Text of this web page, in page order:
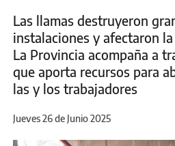
Las llamas destruyeron
instalaciones y afectaron
La Provincia acompaña a
que aporta recursos para
las y los trabajadores
Jueves 26 de Junio 2025